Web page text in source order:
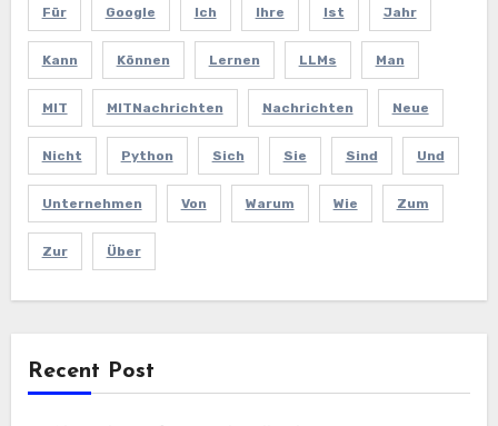
Für Google Ich Ihre Ist Jahr
Kann Können Lernen LLMs Man
MIT MITNachrichten Nachrichten Neue
Nicht Python Sich Sie Sind Und
Unternehmen Von Warum Wie Zum
Zur Über
Recent Post